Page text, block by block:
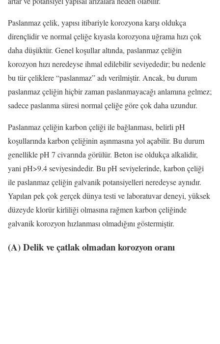
Paslanmaz çelik, yapısı itibariyle korozyona karşı oldukça
dirençlidir ve normal çeliğe kıyasla korozyona uğrama hızı çok
daha düşüktür. Genel koşullar altında, paslanmaz çeliğin
korozyon hızı neredeyse ihmal edilebilir seviyededir; bu nedenle
bu tür çeliklere “paslanmaz” adı verilmiştir. Ancak, bu durum
paslanmaz çeliğin hiçbir zaman paslanmayacağı anlamına gelmez;
sadece paslanma süresi normal çeliğe göre çok daha uzundur.
Paslanmaz çeliğin karbon çeliği ile bağlanması, belirli pH
koşullarında karbon çeliğinin aşınmasına yol açabilir. Bu durum
genellikle pH 7 civarında görülür. Beton ise oldukça alkalidir,
yani pH>9.4 seviyesindedir. Bu pH seviyelerinde, karbon çeliği
ile paslanmaz çeliğin galvanik potansiyelleri neredeyse aynıdır.
Yapılan pek çok gerçek dünya testi ve laboratuvar deneyi, yüksek
düzeyde klorür kirliliği olmasına rağmen karbon çeliğinde
galvanik korozyon hızlanması olmadığını göstermiştir.
(A) Delik ve çatlak olmadan korozyon oranı